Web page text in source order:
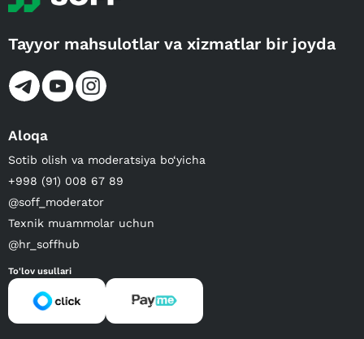
Tayyor mahsulotlar va xizmatlar bir joyda
Aloqa
Sotib olish va moderatsiya bo‘yicha
+998 (91) 008 67 89
@soff_moderator
Texnik muammolar uchun
@hr_soffhub
To'lov usullari